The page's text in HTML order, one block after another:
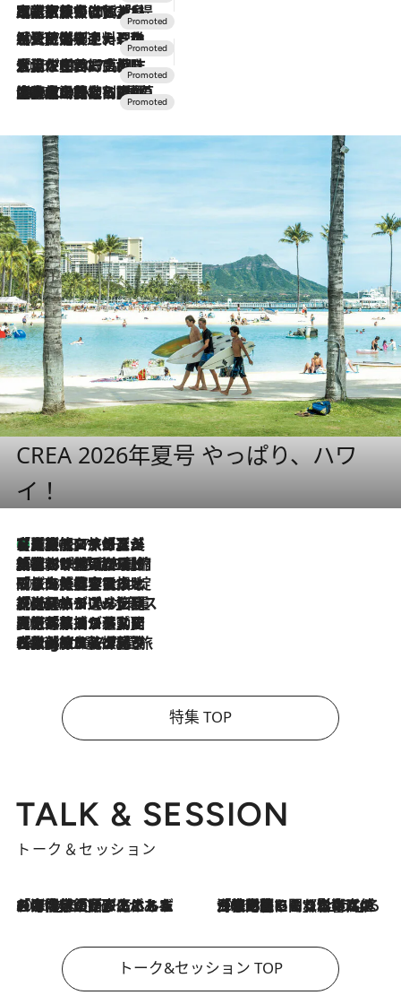
2026.7.31
【ホテル帰省】という選択肢をOMOが提案。家族とほどよい距離を保つには「昼は実家、夜は気兼ねなくホテルで！」
2026.7.24
【夏限定ディナーコース】旬を迎える稚鮎や花ズッキーニなどをイタリア・トスカーナの郷土料理の手法で満喫！
2026.7.17
「土佐和ハーブかき氷」がOMO7高知に登場！生姜、山椒、大葉など目にも舌にも涼を呼ぶ郷土の味
2026.7.10
NEW OPEN！【界 草津】名湯の地に誕生。趣の異なる2種の温泉と上州ならではの会席・蕎麦割烹など美食を味わう究極の癒やし旅
CREA 2026年夏号 やっぱり、ハワ
イ！
2026.8.7
【厳選旅コスメ】「多機能アイテムがメイン！」旅好き美容エディターが選んだ夏旅ベストコスメを発表【Mサイズジップ】
2026.8.6
「荷物が増えるほど旅ストレスは増す」美容ジャーナリストがたどり着いた最終結論。“化粧品を劇的に減らす”感動の凝縮美容とは
2026.8.6
「旅先には金髪ウィッグを持参」日本と同じメイクでは損してる!? 美容ジャーナリストが提案する“掟破りの旅美容”とは
2026.8.6
【厳選旅コスメ】「身軽さ＆UV対策重視！」ヘアアーティストshucoが選んだ夏旅ベストコスメを発表【Mサイズジップ】
2026.8.5
【厳選旅コスメ】国内をあちこち移動する河井菜摘が選んだ夏旅ベストコスメ発表！「リラックスアイテムはマスト」【Mサイズジップ】
2026.8.4
【厳選旅コスメ】「紫外線＆乾燥対策しながらメイク感も！」ヘア＆メイクGeorgeが選んだ夏旅ベストコスメを発表！【Mサイズジップ】
特集 TOP
TALK & SESSION
トーク＆セッション
2026.8.3
「今後値上げがあるとすれば…」「リスクがあるのは今年の冬」エネルギー専門家が語る、ホルムズ海峡封鎖が家庭にもたらす“ある心配” 2026.8.3
「住宅建てられない…」「サーチャージ料の高値が続いている」ホルムズ海峡封鎖による影響はいつまで続く？《エネルギー専門家に聞く“どうなる日本の暮らし”》
トーク&セッション TOP